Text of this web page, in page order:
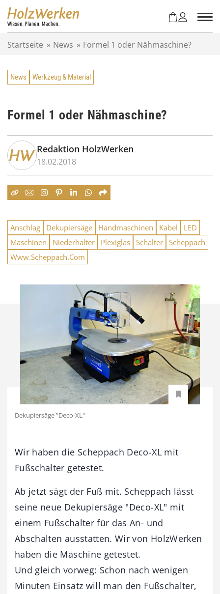
Startseite » News » Formel 1 oder Nähmaschine?
News Werkzeug & Material
Formel 1 oder Nähmaschine?
Redaktion HolzWerken
18.02.2018
Anschlag Dekupiersäge Handmaschinen Kabel
LED
Maschinen
Niederhalter Plexiglas Schalter Scheppach
Www.Scheppach.Com
Dekupiersäge "Deco-XL"
Wir haben die Scheppach Deco-XL mit
Fußschalter getestet.
Ab jetzt sägt der Fuß mit. Scheppach lässt
seine neue Dekupiersäge "Deco-XL" mit
einem Fußschalter für das An- und
Abschalten ausstatten. Wir von HolzWerken
haben die Maschine getestet.
Und gleich vorweg: Schon nach wenigen
Minuten Einsatz will man den Fußschalter,